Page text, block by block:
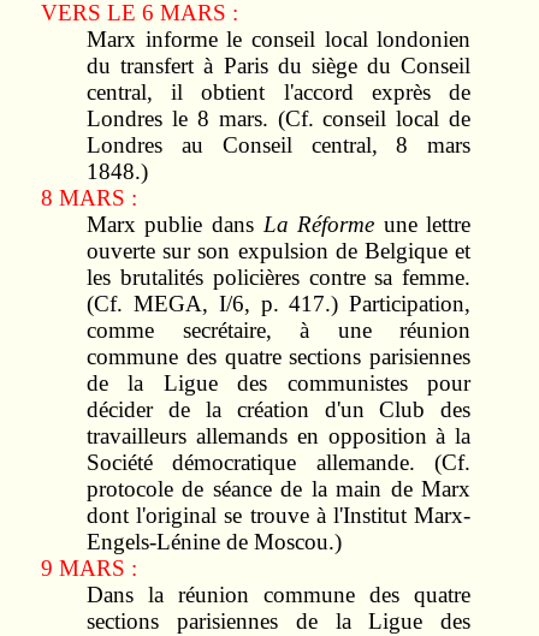
VERS LE 6 MARS :
Marx informe le conseil local londonien
du transfert à Paris du siège du Conseil
central, il obtient l'accord exprès de
Londres le 8 mars. (Cf. conseil local de
Londres au Conseil central, 8 mars
1848.)
8 MARS :
Marx publie dans La Réforme une lettre
ouverte sur son expulsion de Belgique et
les brutalités policières contre sa femme.
(Cf. MEGA, I/6, p. 417.) Participation,
comme secrétaire, à une réunion
commune des quatre sections parisiennes
de la Ligue des communistes pour
décider de la création d'un Club des
travailleurs allemands en opposition à la
Société démocratique allemande. (Cf.
protocole de séance de la main de Marx
dont l'original se trouve à l'Institut Marx-
Engels-Lénine de Moscou.)
9 MARS :
Dans la réunion commune des quatre
sections parisiennes de la Ligue des